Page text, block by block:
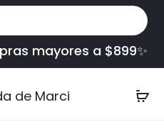
mayores a $899✨